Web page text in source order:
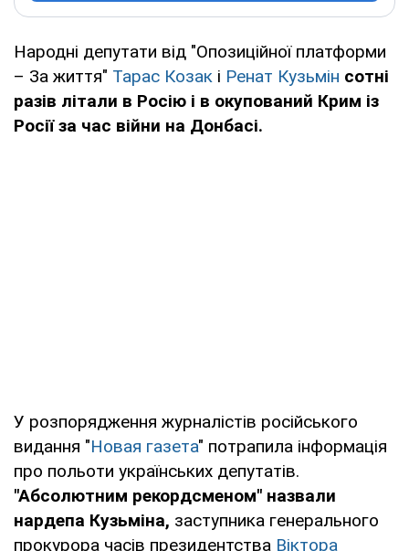
Народні депутати від "Опозиційної платформи
– За життя" Тарас Козак і Ренат Кузьмін сотні
разів літали в Росію і в окупований Крим із
Росії за час війни на Донбасі.
У розпорядження журналістів російського
видання "Новая газета" потрапила інформація
про польоти українських депутатів.
"Абсолютним рекордсменом" назвали
нардепа Кузьміна, заступника генерального
прокурора часів президентства Віктора